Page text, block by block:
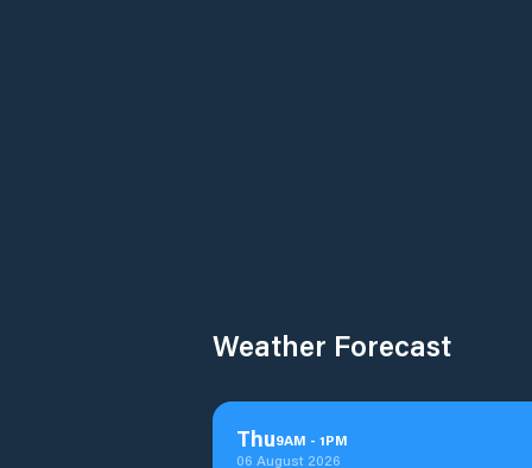
Weather Forecast
Thu9AM - 1PM
06 August 2026